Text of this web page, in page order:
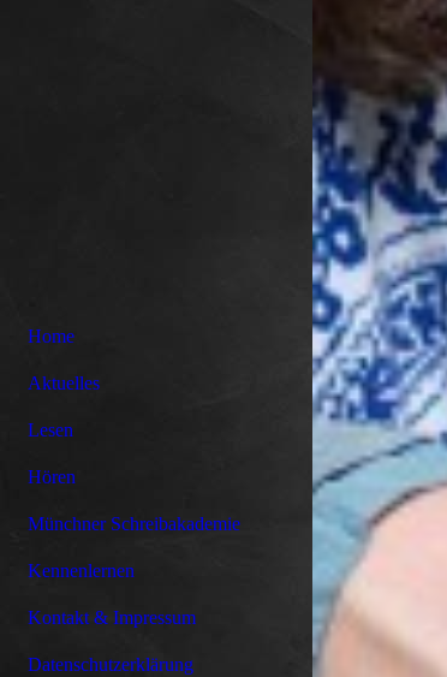
Home
Aktuelles
Lesen
Hören
Münchner Schreibakademie
Kennenlernen
Kontakt & Impressum
Datenschutzerklärung